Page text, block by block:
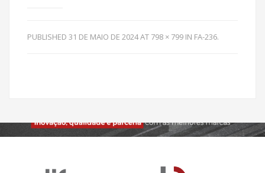
PUBLISHED 31 DE MAIO DE 2024AT 798 × 799 IN FA-236.